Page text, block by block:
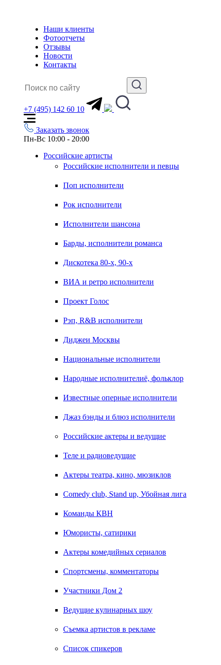
Наши клиенты
Фотоотчеты
Отзывы
Новости
Контакты
+7 (495) 142 60 10
Заказать звонок
Пн-Вс 10:00 - 20:00
Российские артисты
Российские исполнители и певцы
Поп исполнители
Рок исполнители
Исполнители шансона
Барды, исполнители романса
Дискотека 80-х, 90-х
ВИА и ретро исполнители
Проект Голос
Рэп, R&B исполнители
Диджеи Москвы
Национальные исполнители
Народные исполнителиё, фольклор
Известные оперные исполнители
Джаз бэнды и блюз исполнители
Российские актеры и ведущие
Теле и радиоведущие
Актеры театра, кино, мюзиклов
Comedy club, Stand up, Убойная лига
Команды КВН
Юмористы, сатирики
Актеры комедийных сериалов
Спортсмены, комментаторы
Участники Дом 2
Ведущие кулинарных шоу
Съемка артистов в рекламе
Список спикеров